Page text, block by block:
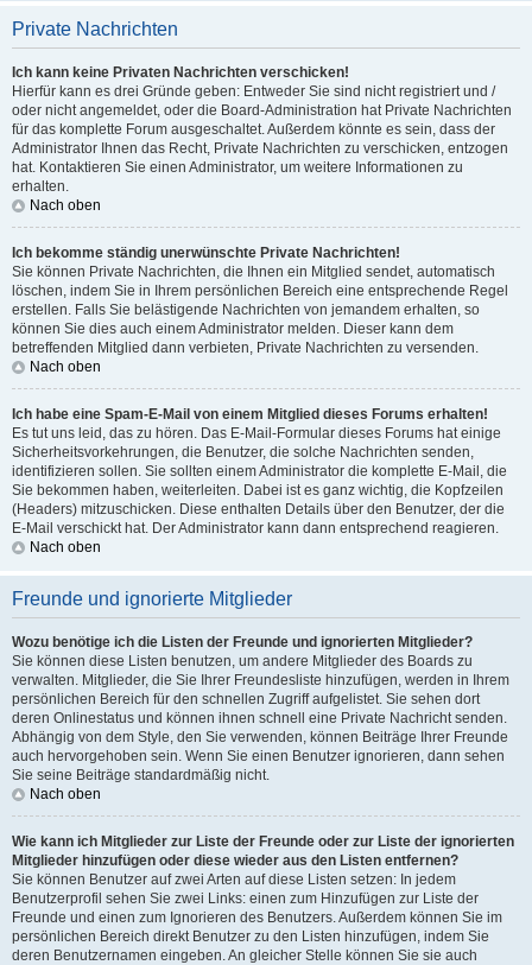
Private Nachrichten
Ich kann keine Privaten Nachrichten verschicken!
Hierfür kann es drei Gründe geben: Entweder Sie sind nicht registriert und /
oder nicht angemeldet, oder die Board-Administration hat Private Nachrichten
für das komplette Forum ausgeschaltet. Außerdem könnte es sein, dass der
Administrator Ihnen das Recht, Private Nachrichten zu verschicken, entzogen
hat. Kontaktieren Sie einen Administrator, um weitere Informationen zu
erhalten.
Nach oben
Ich bekomme ständig unerwünschte Private Nachrichten!
Sie können Private Nachrichten, die Ihnen ein Mitglied sendet, automatisch
löschen, indem Sie in Ihrem persönlichen Bereich eine entsprechende Regel
erstellen. Falls Sie belästigende Nachrichten von jemandem erhalten, so
können Sie dies auch einem Administrator melden. Dieser kann dem
betreffenden Mitglied dann verbieten, Private Nachrichten zu versenden.
Nach oben
Ich habe eine Spam-E-Mail von einem Mitglied dieses Forums erhalten!
Es tut uns leid, das zu hören. Das E-Mail-Formular dieses Forums hat einige
Sicherheitsvorkehrungen, die Benutzer, die solche Nachrichten senden,
identifizieren sollen. Sie sollten einem Administrator die komplette E-Mail, die
Sie bekommen haben, weiterleiten. Dabei ist es ganz wichtig, die Kopfzeilen
(Headers) mitzuschicken. Diese enthalten Details über den Benutzer, der die
E-Mail verschickt hat. Der Administrator kann dann entsprechend reagieren.
Nach oben
Freunde und ignorierte Mitglieder
Wozu benötige ich die Listen der Freunde und ignorierten Mitglieder?
Sie können diese Listen benutzen, um andere Mitglieder des Boards zu
verwalten. Mitglieder, die Sie Ihrer Freundesliste hinzufügen, werden in Ihrem
persönlichen Bereich für den schnellen Zugriff aufgelistet. Sie sehen dort
deren Onlinestatus und können ihnen schnell eine Private Nachricht senden.
Abhängig von dem Style, den Sie verwenden, können Beiträge Ihrer Freunde
auch hervorgehoben sein. Wenn Sie einen Benutzer ignorieren, dann sehen
Sie seine Beiträge standardmäßig nicht.
Nach oben
Wie kann ich Mitglieder zur Liste der Freunde oder zur Liste der ignorierten
Mitglieder hinzufügen oder diese wieder aus den Listen entfernen?
Sie können Benutzer auf zwei Arten auf diese Listen setzen: In jedem
Benutzerprofil sehen Sie zwei Links: einen zum Hinzufügen zur Liste der
Freunde und einen zum Ignorieren des Benutzers. Außerdem können Sie im
persönlichen Bereich direkt Benutzer zu den Listen hinzufügen, indem Sie
deren Benutzernamen eingeben. An gleicher Stelle können Sie sie auch